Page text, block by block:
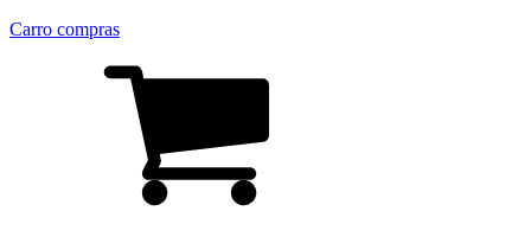
Carro compras